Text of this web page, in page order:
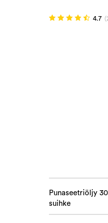
4.7
Punaseetriöljy 30
suihke